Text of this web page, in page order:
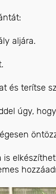
aljára.
és terítse
úgy,